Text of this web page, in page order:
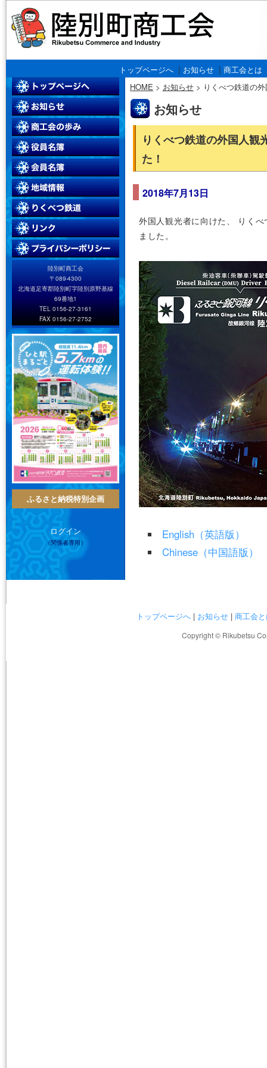
トップページへ| お知らせ| 商工会とは
陸別町商工会
〒089-4300
北海道足寄郡陸別町字陸別原野基線
69番地1
TEL 0156-27-3161
FAX 0156-27-2752
ふるさと納税特別企画
ログイン
（関係者専用）
HOME > お知らせ> りくべつ鉄道の
お知らせ
りくべつ鉄道の外国人観
た！
2018年7月13日
外国人観光者に向けた、 りく
ました。
English（英語版）
Chinese（中国語版）
トップページへ| お知らせ| 商工会
Copyright © Rikubetsu